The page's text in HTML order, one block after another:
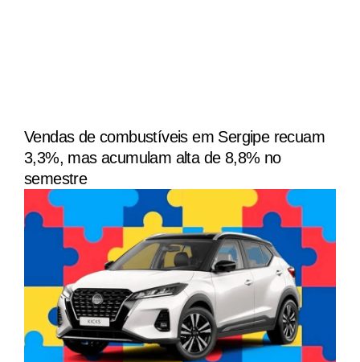
Vendas de combustíveis em Sergipe recuam
3,3%, mas acumulam alta de 8,8% no
semestre